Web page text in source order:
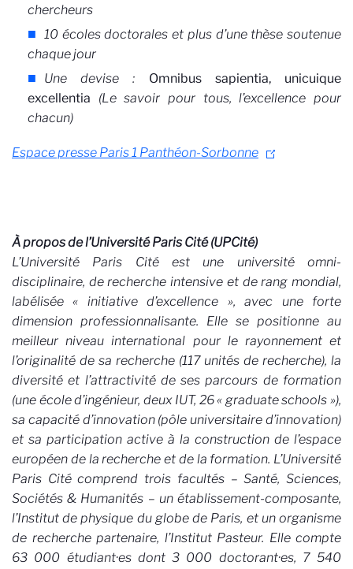
chercheurs
10 écoles doctorales et plus d’une thèse soutenue
chaque jour
Une devise : Omnibus sapientia, unicuique
excellentia (Le savoir pour tous, l’excellence pour
chacun)
Espace presse Paris 1 Panthéon-Sorbonne
À propos de l’Université Paris Cité (UPCité)
L’Université Paris Cité est une université omni-
disciplinaire, de recherche intensive et de rang mondial,
labélisée « initiative d’excellence », avec une forte
dimension professionnalisante. Elle se positionne au
meilleur niveau international pour le rayonnement et
l’originalité de sa recherche (117 unités de recherche), la
diversité et l’attractivité de ses parcours de formation
(une école d’ingénieur, deux IUT, 26 « graduate schools »),
sa capacité d’innovation (pôle universitaire d’innovation)
et sa participation active à la construction de l’espace
européen de la recherche et de la formation. L’Université
Paris Cité comprend trois facultés – Santé, Sciences,
Sociétés & Humanités – un établissement-composante,
l’Institut de physique du globe de Paris, et un organisme
de recherche partenaire, l’Institut Pasteur. Elle compte
63 000 étudiant·es dont 3 000 doctorant·es, 7 540